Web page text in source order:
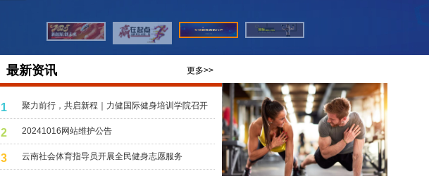
最新资讯 更多>>
1 聚力前行，共启新程｜力健国际健身培训学院召开
2026年年中工作总结大会
2 20241016网站维护公告
3 云南社会体育指导员开展全民健身志愿服务